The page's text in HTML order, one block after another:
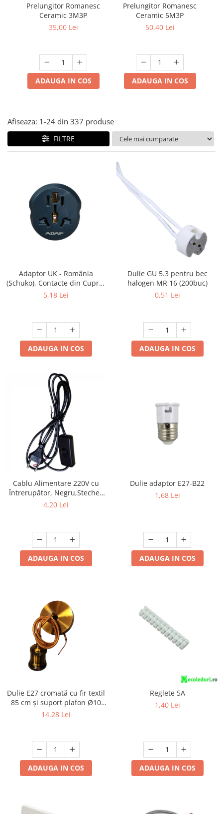
Lampi emergente
Multimetru Digital
Prelungitoare/Derulatoare
Triplu Stecher
Întrerupătoare/Comutatoare
Prelungitor Romanesc
Ceramic 3M3P
35,00 Lei
ADAUGA IN COS
Prelungitor Romanesc
Ceramic 5M3P
50,40 Lei
ADAUGA IN COS
Afiseaza: 1-24 din 337 produse
FILTRE
Adaptor UK - România
(Schuko), Contacte din Cupru,
Culoare Gri, ADAF
5,18 Lei
ADAUGA IN COS
Dulie GU 5.3 pentru bec
halogen MR 16 (200buc)
0,51 Lei
ADAUGA IN COS
Cablu Alimentare 220V cu
Întrerupător, Negru,Stecher
Plat, 1.5m, 2 Fire - Ideal
4,20 Lei
ADAUGA IN COS
Dulie adaptor E27-B22
1,68 Lei
ADAUGA IN COS
Dulie E27 cromată cu fir textil
85 cm și suport plafon Ø10
cm, cu accesorii de montaj
14,28 Lei
ADAUGA IN COS
Reglete 5A
1,40 Lei
ADAUGA IN COS